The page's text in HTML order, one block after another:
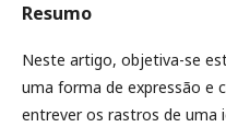
Resumo
Neste artigo, objetiva-se
uma forma de expressão e
entrever os rastros de uma